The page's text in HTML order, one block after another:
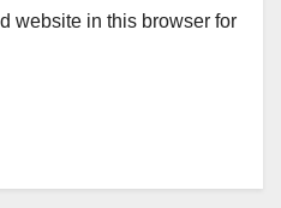
website in this browser for